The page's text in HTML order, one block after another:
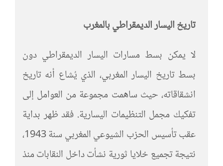
تاريخ اليسار الديمقراطي بالمغرب
لا يمكن بسط مسارات اليسار الديمقراطي دون
بسط تاريخ اليسار المغربي، الذي يُشاع أنه تاريخ
انشقاقاته، حيث ساهمت مجموعة من العوامل إلى
تفكيك مجمل التنظيمات اليسارية. فقد ظهر بداية
عقب تأسيس الحزب الشيوعي المغربي سنة 1943،
نتيجة تجميع خلايا ثورية نشأت داخل النقابات منذ